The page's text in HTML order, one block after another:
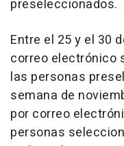
preseleccionados.
Entre el 25 y el 30
correo electrónico
las personas
semana de
por correo
personas